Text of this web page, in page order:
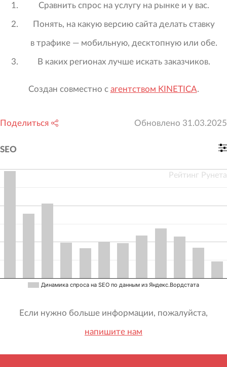
Сравнить спрос на услугу на рынке и у вас.
Понять, на какую версию сайта делать ставку
в трафике — мобильную, десктопную или обе.
В каких регионах лучше искать заказчиков.
Создан совместно с агентством KINETICA.
Поделиться Обновлено 31.03.2025
SEO
Динамика спроса на SEO по данным из Яндекс.Вордстата
Рейтинг Рунета
Если нужно больше информации, пожалуйста,
напишите нам